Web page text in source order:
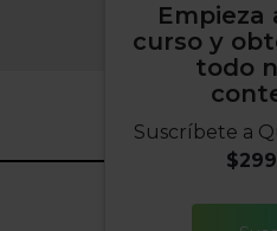
Empieza
curso y
todo
Suscríbete a